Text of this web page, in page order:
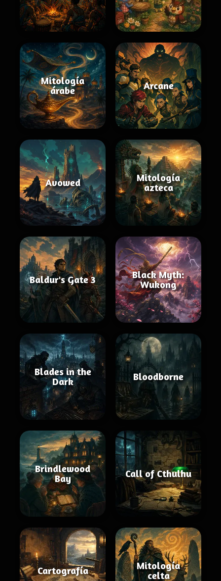
Mitología
árabe
Arcane
Avowed
Mitología
azteca
Baldur's Gate 3
Black Myth:
Wukong
Blades in the
Dark
Bloodborne
Brindlewood
Bay
Call of Cthulhu
Cartografía
Mitología
celta